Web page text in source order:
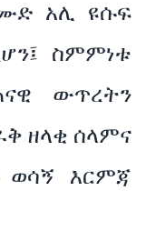
አሊ ዩሱፍ
ስምምነቱ
ውጥረትን
ዘላቂ ሰላምና
ወሳኝ እርምጃ